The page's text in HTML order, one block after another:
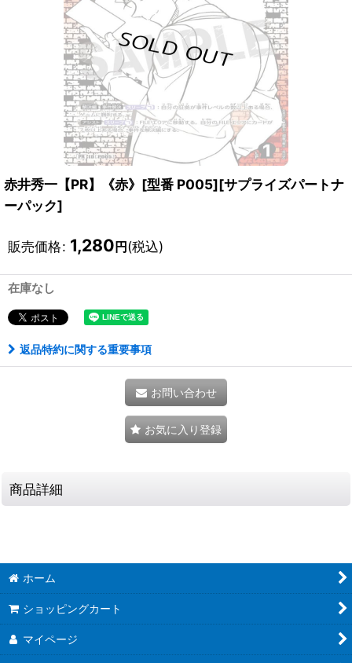
赤井秀一【PR】《赤》[型番 P005][サプライズパートナ
ーパック]
販売価格: 1,280 円 (税込)
在庫なし
返品特約に関する重要事項
お問い合わせ
お気に入り登録
商品詳細
ホーム
ショッピングカート
マイページ